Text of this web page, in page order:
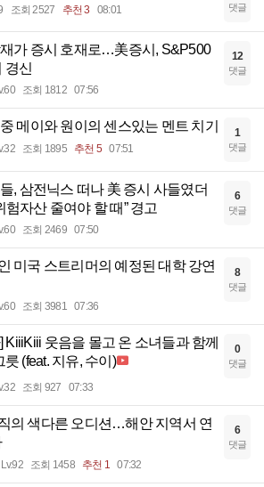
조회 2527 추천 3 08:01 댓글
가 증시 호재로…美증시, S&P500
경신
조회 1812 07:56
12
댓글
메이와 원이의 센스있는 멘트 치기
조회 1895 추천 5 07:51
1
댓글
, 삼전닉스 떠나 美 증시 사들였더
자산 줄여야 할 때” 경고
조회 2469 07:50
6
댓글
미국 스트리머의 예정된 대학 강연
조회 3981 07:36
8
댓글
KiiiKiii 웃음을 몰고 온 소녀들과 함께
(feat. 지유, 수이)
조회 927 07:33
0
댓글
의 색다른 오디션…해안 지역서 연
Lv.92 조회 1458 추천 1 07:32
6
댓글